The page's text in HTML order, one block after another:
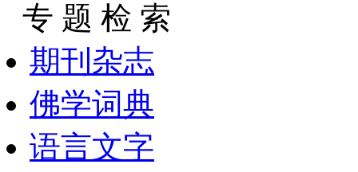
专 题 检 索
期刊杂志
佛学词典
语言文字